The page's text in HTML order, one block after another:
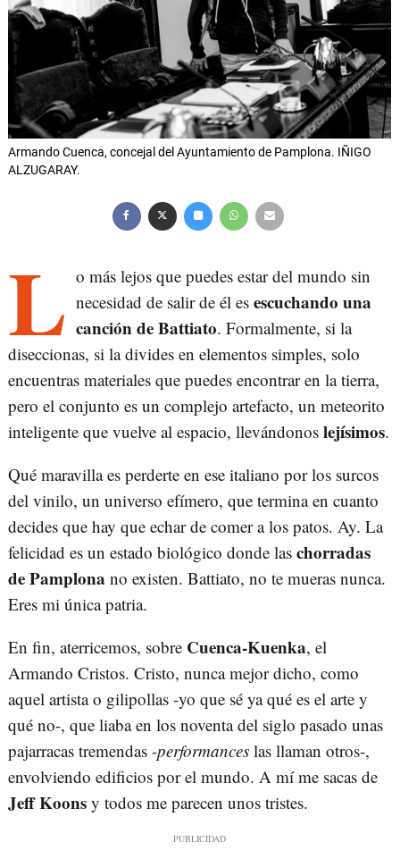
Armando Cuenca, concejal del Ayuntamiento de Pamplona. IÑIGO
ALZUGARAY.
L o más lejos que puedes estar del mundo sin
necesidad de salir de él es escuchando una
canción de Battiato. Formalmente, si la
diseccionas, si la divides en elementos simples, solo
encuentras materiales que puedes encontrar en la tierra,
pero el conjunto es un complejo artefacto, un meteorito
inteligente que vuelve al espacio, llevándonos lejísimos.
Qué maravilla es perderte en ese italiano por los surcos
del vinilo, un universo efímero, que termina en cuanto
decides que hay que echar de comer a los patos. Ay. La
felicidad es un estado biológico donde las chorradas
de Pamplona no existen. Battiato, no te mueras nunca.
Eres mi única patria.
En fin, aterricemos, sobre Cuenca-Kuenka, el
Armando Cristos. Cristo, nunca mejor dicho, como
aquel artista o gilipollas -yo que sé ya qué es el arte y
qué no-, que liaba en los noventa del siglo pasado unas
pajarracas tremendas -performances las llaman otros-,
envolviendo edificios por el mundo. A mí me sacas de
Jeff Koons y todos me parecen unos tristes.